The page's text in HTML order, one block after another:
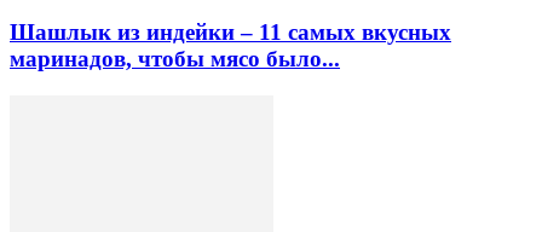
Шашлык из индейки – 11 самых вкусных
маринадов, чтобы мясо было...